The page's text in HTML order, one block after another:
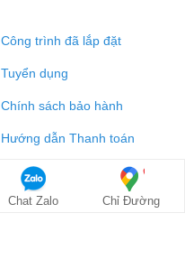
Công trình đã lắp đặt
Tuyển dụng
Chính sách bảo hành
Hướng dẫn Thanh toán
Xem bản desktop
Chat Zalo Chỉ Đường